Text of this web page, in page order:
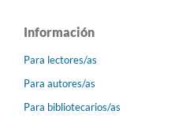
Información
Para lectores/as
Para autores/as
Para bibliotecarios/as